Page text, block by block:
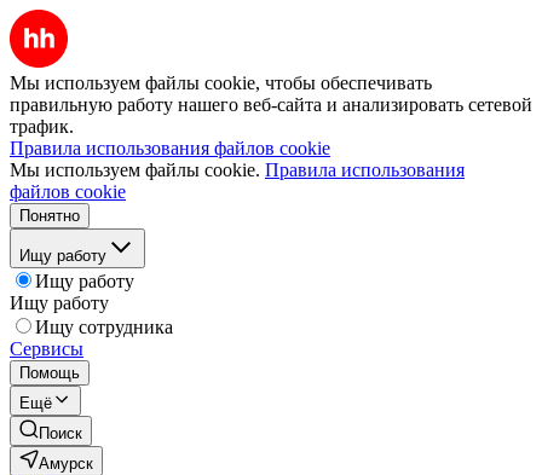
Мы используем файлы cookie, чтобы обеспечивать
правильную работу нашего веб-сайта и анализировать сетевой
трафик.
Правила использования файлов cookie
Мы используем файлы cookie. Правила использования
файлов cookie
Понятно
Ищу работу
Ищу работу
Ищу работу
Ищу сотрудника
Сервисы
Помощь
Ещё
Поиск
Амурск